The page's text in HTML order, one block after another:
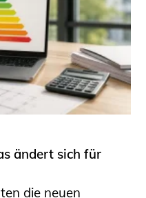
ändert sich für
die neuen